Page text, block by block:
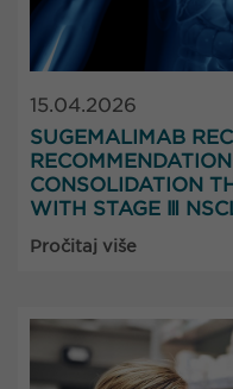
15.04.2026
SUGEMALIMAB
CONSOLIDATION
WITH STAGE Ⅲ
Pročitaj više